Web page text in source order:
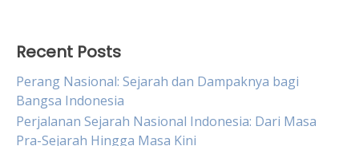
Recent Posts
Perang Nasional: Sejarah dan Dampaknya bagi
Bangsa Indonesia
Perjalanan Sejarah Nasional Indonesia: Dari Masa
Pra-Sejarah Hingga Masa Kini